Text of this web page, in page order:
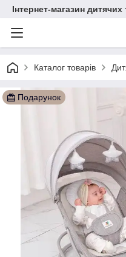
Інтернет-магазин
Каталог товарів
Подарунок